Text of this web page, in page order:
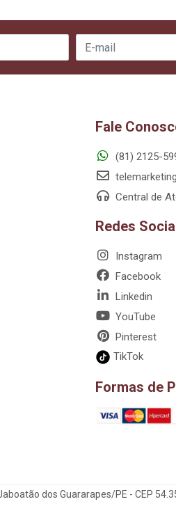
Fale
(81) 2125-
Central de
Redes
Instagram
Facebook
Linkedin
YouTube
Pinterest
TikTok
Formas de
dos Guararapes/PE - CEP